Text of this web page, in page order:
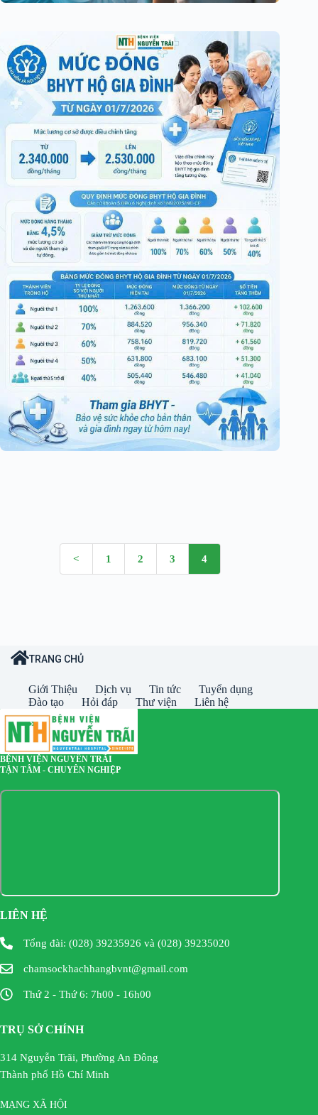
< 1 2 3 4
TRANG CHỦ
Giới Thiệu Dịch vụ Tin tức
Tuyển dụng
Đào tạo
Hỏi đáp Thư viện Liên hệ
BỆNH VIỆN NGUYỄN TRÃI
TẬN TÂM - CHUYÊN NGHIỆP
LIÊN HỆ
Tổng đài: (028) 39235926 và (028) 39235020
chamsockhachhangbvnt@gmail.com
Thứ 2 - Thứ 6: 7h00 - 16h00
TRỤ SỞ CHÍNH
314 Nguyễn Trãi, Phường An Đông
Thành phố Hồ Chí Minh
MẠNG XÃ HỘI